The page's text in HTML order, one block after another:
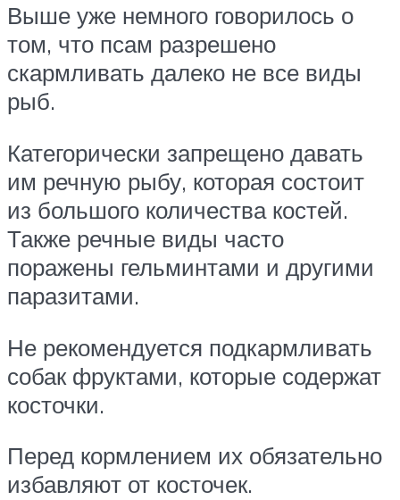
Выше уже немного говорилось о
том, что псам разрешено
скармливать далеко не все виды
рыб.
Категорически запрещено давать
им речную рыбу, которая состоит
из большого количества костей.
Также речные виды часто
поражены гельминтами и другими
паразитами.
Не рекомендуется подкармливать
собак фруктами, которые содержат
косточки.
Перед кормлением их обязательно
избавляют от косточек.